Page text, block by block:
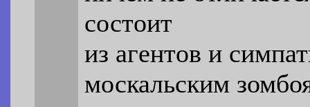
состоит
из агентов и
москальским